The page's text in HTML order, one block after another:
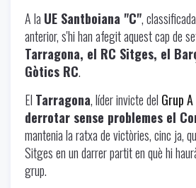
A la UE Santboiana "C",
anterior, s'hi han afegit aquest cap de
Tarragona, el RC Sitges, el
Gòtics RC.
El Tarragona, líder invicte del Grup
derrotar sense problemes el
mantenia la ratxa de victòries, cinc ja,
Sitges en un darrer partit en què hi
grup.